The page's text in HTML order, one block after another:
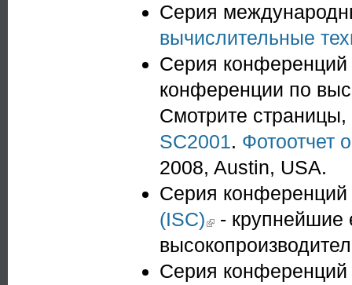
Серия
вычислительные
Серия конференций
конференции по
Смотрите
SC2001. Фотоотчет
2008, Austin, USA.
Серия конференций
(ISC) (link is external)
- крупнейшие
Серия конференций